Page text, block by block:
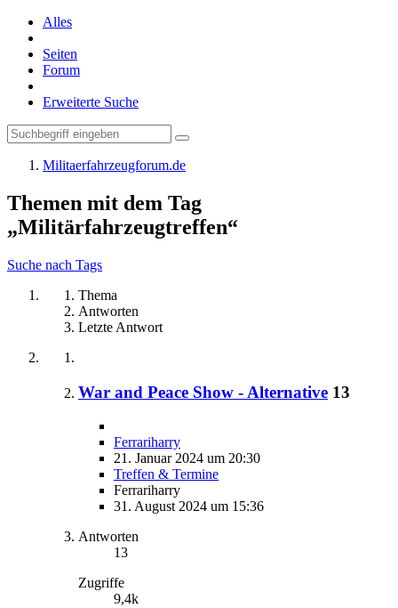
Alles
Seiten
Forum
Erweiterte Suche
Militaerfahrzeugforum.de
Themen mit dem Tag
„Militärfahrzeugtreffen“
Suche nach Tags
Thema
Antworten
Letzte Antwort
War and Peace Show - Alternative 13
Ferrariharry
21. Januar 2024 um 20:30
Treffen & Termine
Ferrariharry
31. August 2024 um 15:36
Antworten
13
Zugriffe
9,4k